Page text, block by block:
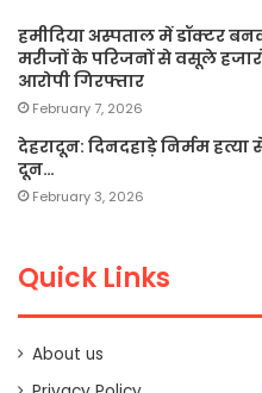
हमीदिया अस्पताल में डॉक्टर
मरीजों के परिजनों से वसूले
आरोपी गिरफ्तार
February 7, 2026
देहरादून: दिनदहाड़े निर्मम
दून…
February 3, 2026
Quick Links
About us